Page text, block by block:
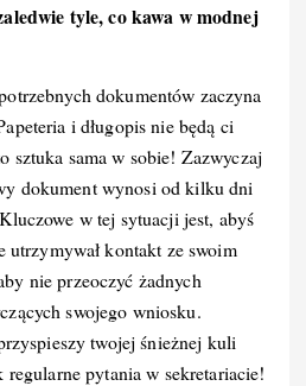
tyle, co kawa w modnej
dokumentów zaczyna
i długopis nie będą ci
sztuka sama w sobie! Zazwyczaj
dokument wynosi od kilku dni
w tej sytuacji jest, abyś
kontakt ze swoim
nie przeoczyć żadnych
swojego wniosku.
twojej śnieżnej kuli
pytania w sekretariacie!